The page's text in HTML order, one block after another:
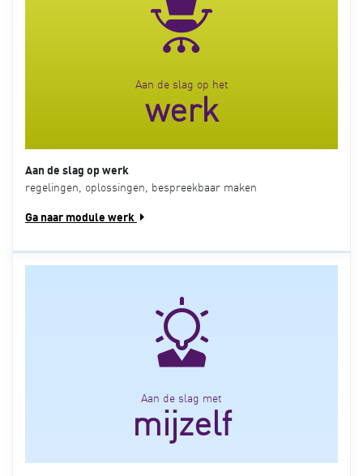
Aan de slag op het
werk
Aan de slag op werk
regelingen, oplossingen, bespreekbaar maken
Ga naar module werk
Aan de slag met
mijzelf